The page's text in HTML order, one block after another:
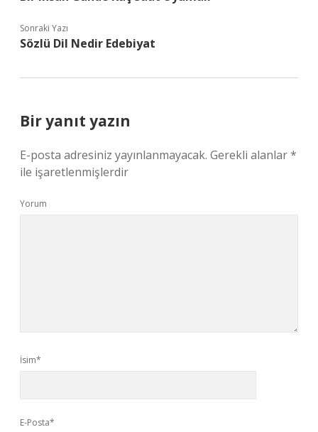
Sonraki Yazı
Sözlü Dil Nedir Edebiyat
Bir yanıt yazın
E-posta adresiniz yayınlanmayacak. Gerekli alanlar*
ile işaretlenmişlerdir
Yorum
İsim*
E-Posta*